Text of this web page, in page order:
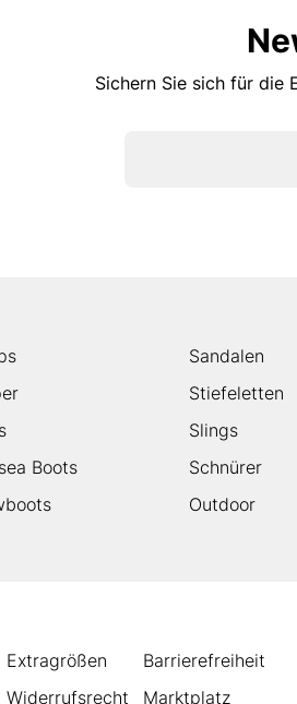
Sichern Sie sich für die
Sandalen
Stiefeletten
Slings
Boots
Schnürer
Outdoor
Extragrößen
Widerrufsrecht
Barrierefreiheit
Marktplatz